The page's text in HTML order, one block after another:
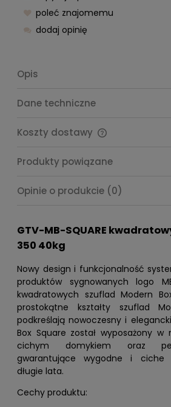
poleć znajomemu
dodaj opinię
Opis
Dane techniczne
Koszty dostawy
Produkty powiązane
Opinie o produkcie (0)
GTV-MB-SQUARE
350 40kg
Nowy design i funkcjonalność
produktów sygnowanych logo
kwadratowych szuflad Modern
prostokątne kształty szuflad
podkreślają nowoczesny i
Box Square został wyposażony
cichym domykiem oraz
gwarantujące wygodne i ciche
długie lata.
Cechy produktu: